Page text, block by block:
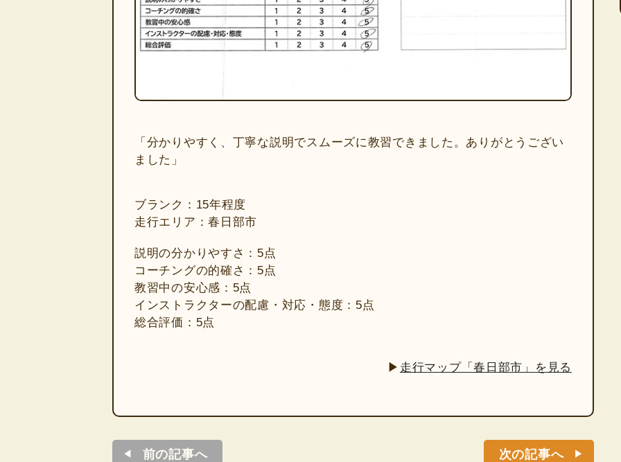
「分かりやすく、丁寧な説明でスムーズに教習できました。ありがとうござい
ました」
ブランク：15年程度
走行エリア：春日部市
説明の分かりやすさ：5点
コーチングの的確さ：5点
教習中の安心感：5点
インストラクターの配慮・対応・態度：5点
総合評価：5点
▶ 走行マップ「春日部市」を見る
前の記事へ 次の記事へ